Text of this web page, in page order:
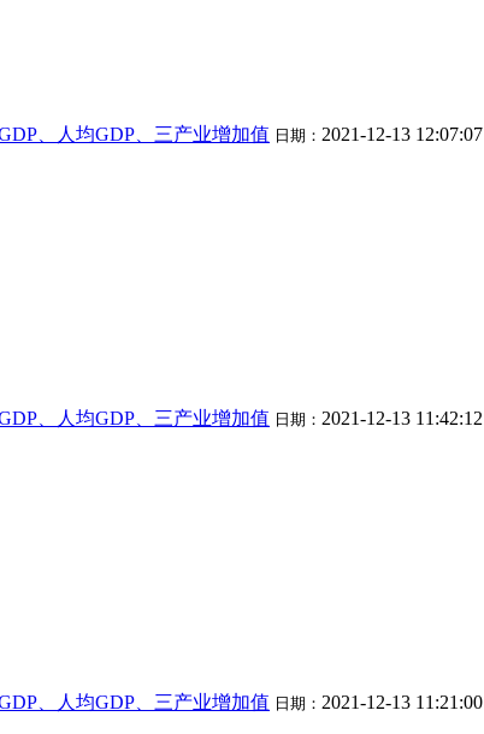
、人均GDP、三产业增加值 日期： 2021-12-13 12:07:07
、人均GDP、三产业增加值 日期： 2021-12-13 11:42:12
、人均GDP、三产业增加值 日期： 2021-12-13 11:21:00